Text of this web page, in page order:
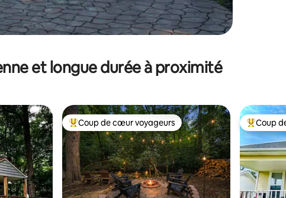
et longue durée à proximité
Coups de cœur voyageurs les plus appréciés
Coup de cœur voyageurs Coups
Coup